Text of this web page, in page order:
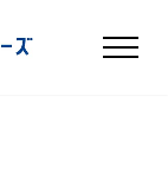
メニ